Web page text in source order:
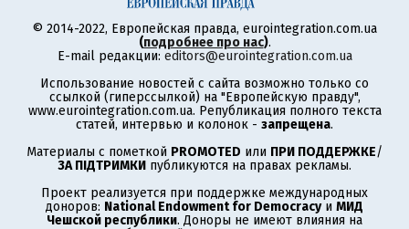
© 2014-2022, Европейская правда, eurointegration.com.ua
(подробнее про нас).
E-mail редакции: editors@eurointegration.com.ua
Использование новостей с сайта возможно только со
ссылкой (гиперссылкой) на "Европейскую правду",
www.eurointegration.com.ua. Републикация полного текста
статей, интервью и колонок - запрещена.
Материалы с пометкой PROMOTED или ПРИ ПОДДЕРЖКЕ/
ЗА ПІДТРИМКИ публикуются на правах рекламы.
Проект реализуется при поддержке международных
доноров: National Endowment for Democracyи МИД
Чешской республики. Доноры не имеют влияния на